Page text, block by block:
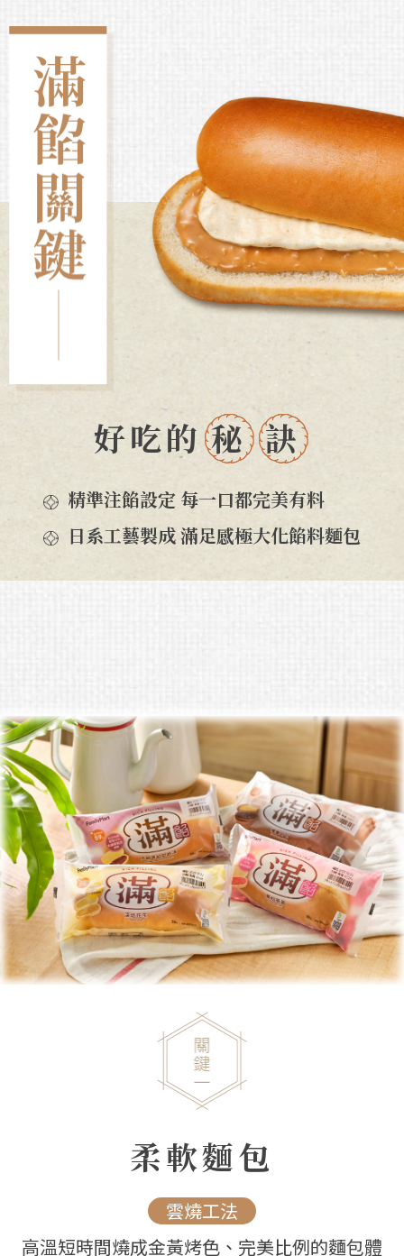
好吃的 秘 訣
精準注餡設定 每一口都完美有料
日系工藝製成 滿足感極大化餡料麵包
柔軟麵包
雲燒工法
高溫短時間燒成金黃烤色、完美比例的麵包體